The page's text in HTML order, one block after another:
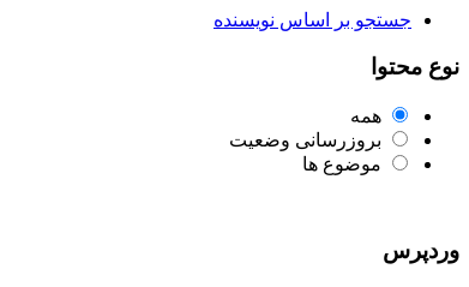
جستجو بر اساس نویسنده
نوع محتوا
همه
بروزرسانی وضعیت
موضوع ها
وردپرس